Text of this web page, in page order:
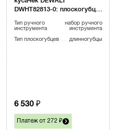
DWHT82813-0: плоскогубцы,
+ кусачки, 16 см
Тип ручного
инструмента
набор ручного
инструмента
Тип плоскогубцев длинногубцы
6 530 ₽
Платеж от 272 ₽